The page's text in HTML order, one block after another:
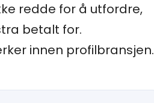
redde for å utfordre,
betalt for.
innen profilbransjen.